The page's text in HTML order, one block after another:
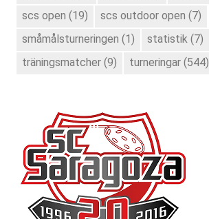
scs open (19) scs outdoor open (7)
småmålsturneringen (1) statistik (7)
träningsmatcher (9) turneringar (544)